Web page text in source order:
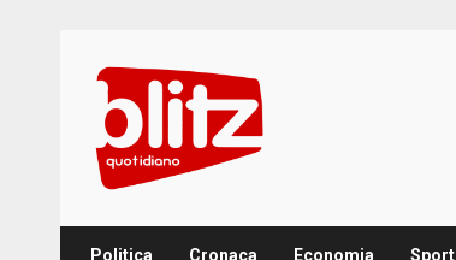
content
Politica Cronaca Economia Sport